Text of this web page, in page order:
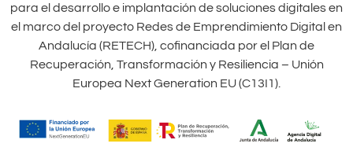
para el desarrollo e implantación de soluciones digitales en
el marco del proyecto Redes de Emprendimiento Digital en
Andalucía (RETECH), cofinanciada por el Plan de
Recuperación, Transformación y Resiliencia – Unión
Europea Next Generation EU (C13I1).